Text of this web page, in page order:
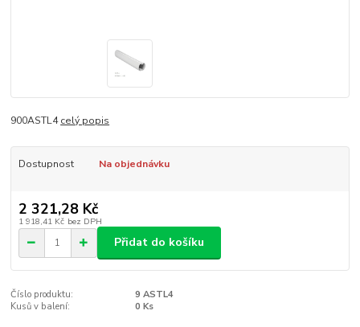
900ASTL4celý popis
Dostupnost Na objednávku
2 321,28 Kč
1 918,41 Kč bez DPH
Přidat do košíku
Číslo produktu:
9 ASTL4
Kusů v balení:
0 Ks